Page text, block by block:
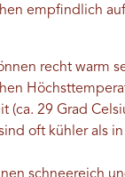
empfindlich
recht warm
(ca. 29 Grad
sind oft kühler als